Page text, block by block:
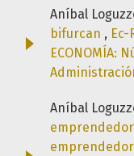
Aníbal
bifurcan , Ec-
ECONOMÍA:
Aníbal